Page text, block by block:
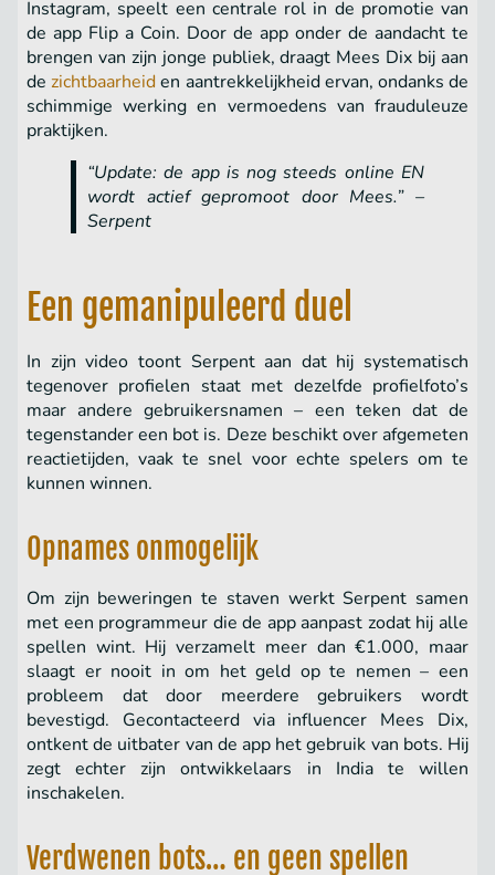
Instagram, speelt een centrale rol in de promotie van
de app Flip a Coin. Door de app onder de aandacht te
brengen van zijn jonge publiek, draagt Mees Dix bij aan
dezichtbaarheiden aantrekkelijkheid ervan, ondanks de
schimmige werking en vermoedens van frauduleuze
praktijken.
“Update: de app is nog steeds online EN
wordt actief gepromoot door Mees.” –
Serpent
Een gemanipuleerd duel
In zijn video toont Serpent aan dat hij systematisch
tegenover profielen staat met dezelfde profielfoto’s
maar andere gebruikersnamen – een teken dat de
tegenstander een bot is. Deze beschikt over afgemeten
reactietijden, vaak te snel voor echte spelers om te
kunnen winnen.
Opnames onmogelijk
Om zijn beweringen te staven werkt Serpent samen
met een programmeur die de app aanpast zodat hij alle
spellen wint. Hij verzamelt meer dan €1.000, maar
slaagt er nooit in om het geld op te nemen – een
probleem dat door meerdere gebruikers wordt
bevestigd. Gecontacteerd via influencer Mees Dix,
ontkent de uitbater van de app het gebruik van bots. Hij
zegt echter zijn ontwikkelaars in India te willen
inschakelen.
Verdwenen bots… en geen spellen